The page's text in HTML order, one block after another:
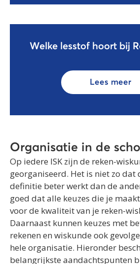
Welke lesstof hoort bij
Lees meer
Organisatie in de
Op iedere ISK zijn de reken-
georganiseerd. Het is niet zo dat
definitie beter werkt dan de
goed dat alle keuzes die je
voor de kwaliteit van je reken-
Daarnaast kunnen keuzes met
rekenen en wiskunde ook
hele organisatie. Hieronder
belangrijkste aandachtspunten